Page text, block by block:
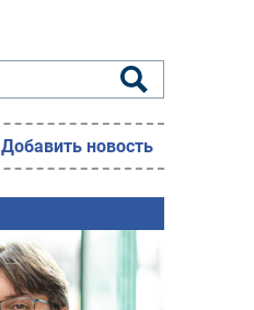
Добавить новость